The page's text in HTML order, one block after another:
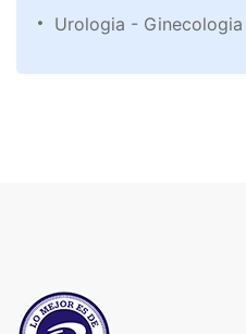
Urologia - Ginecologia